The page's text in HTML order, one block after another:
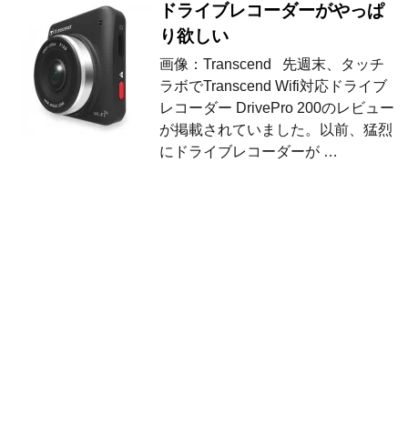
ドライブレコーダーがやっぱ
り欲しい
画像：Transcend 先週末、タッチ
ラボでTranscend Wifi対応ドライブ
レコーダー DrivePro 200のレビュー
が掲載されていました。以前、猛烈
にドライブレコーダーが …